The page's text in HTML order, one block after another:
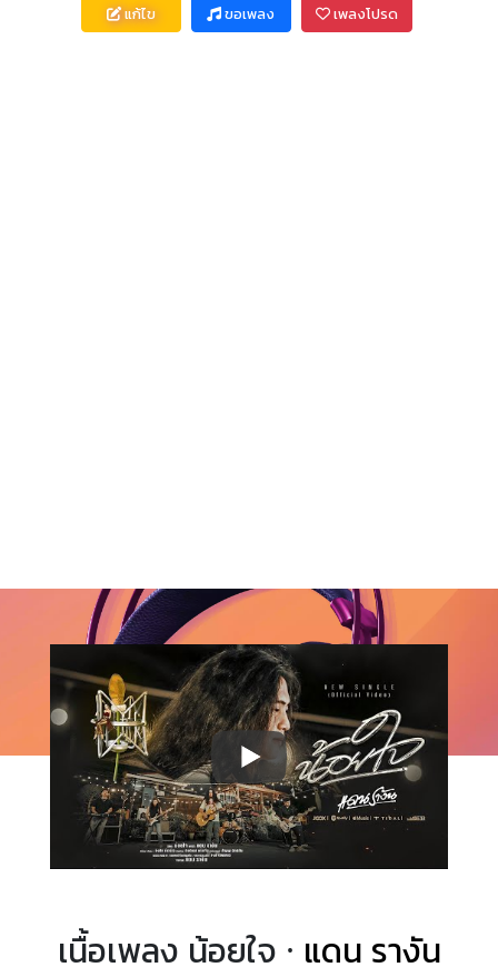
แก้ไข ขอเพลง เพลงโปรด
เนื้อเพลง น้อยใจ · แดน รางัน